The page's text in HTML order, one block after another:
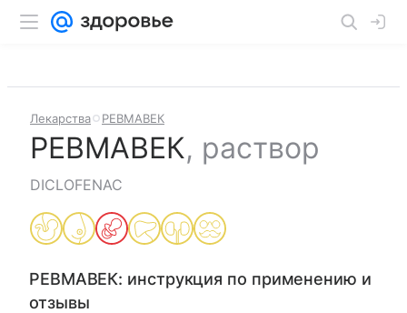
Лекарства РЕВМАВЕК
РЕВМАВЕК, раствор
DICLOFENAC
РЕВМАВЕК: инструкция по применению и
отзывы